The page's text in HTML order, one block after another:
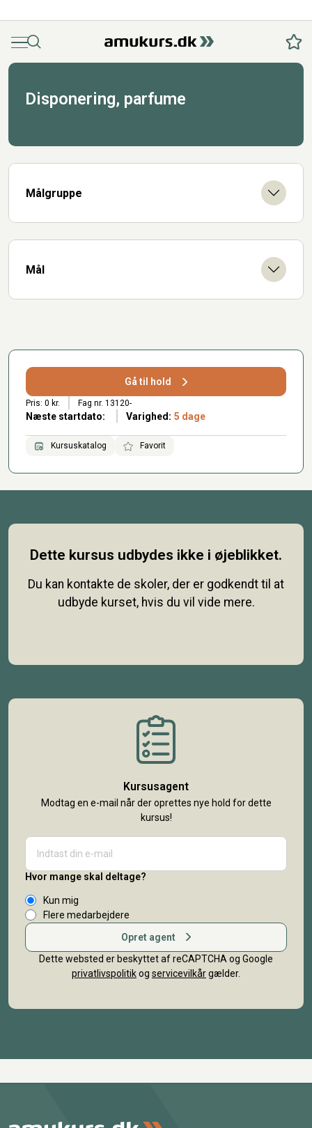
MenuSøg
Disponering, parfume
Målgruppe
Mål
Gå til hold
Pris: 0 kr. Fag nr. 13120-
Næste startdato: Varighed: 5 dage
Kursuskatalog Favorit
Dette kursus udbydes ikke i øjeblikket.
Du kan kontakte de skoler, der er godkendt til at
udbyde kurset, hvis du vil vide mere.
Kursusagent
Modtag en e-mail når der oprettes nye hold for dette
kursus!
Hvor mange skal deltage?
Kun mig
Flere medarbejdere
Opret agent
Dette websted er beskyttet af reCAPTCHA og Google
privatlivspolitikog servicevilkårgælder.